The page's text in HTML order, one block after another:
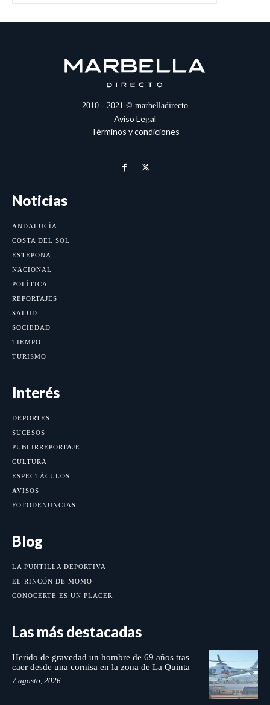
2010 - 2021 © marbelladirecto
Aviso Legal
Términos y condiciones
Noticias
ANDALUCÍA
COSTA DEL SOL
ESTEPONA
NACIONAL
POLÍTICA
REPORTAJES
SALUD
SOCIEDAD
TIEMPO
TURISMO
Interés
DEPORTES
SUCESOS
PUBLIRREPORTAJE
CULTURA
ESPECTÁCULOS
AVISOS
FOTODENUNCIAS
Blog
LA PUNTILLA DEPORTIVA
EL RINCÓN DE MOMO
CONOCERTE ES UN PLACER
Las más destacadas
Herido de gravedad un hombre de 69 años tras
caer desde una cornisa en la zona de La Quinta
7 agosto, 2026